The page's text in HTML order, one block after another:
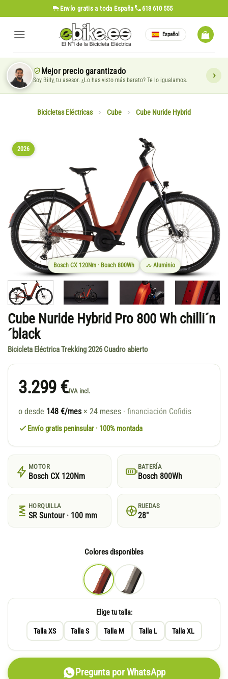
al
contenido
Envío gratis a toda España 613 610 555
Español
Mejor precio garantizado
Soy Billy, tu asesor. ¿Lo has visto más barato? Te lo igualamos.
Bicicletas Eléctricas > Cube > Cube Nuride Hybrid
2026
Bosch CX 120Nm · Bosch 800Wh Aluminio
Cube Nuride Hybrid Pro 800 Wh chilli´n
´black
Bicicleta Eléctrica Trekking 2026 Cuadro abierto
3.299 €IVA incl.
o desde 148 €/mes × 24 meses · financiación Cofidis
Envío gratis peninsular · 100% montada
MOTOR
Bosch CX 120Nm
BATERÍA
Bosch 800Wh
HORQUILLA
SR Suntour · 100 mm
RUEDAS
28"
Colores disponibles
Elige tu talla:
Talla XS Talla S Talla M Talla L Talla XL
Pregunta por WhatsApp